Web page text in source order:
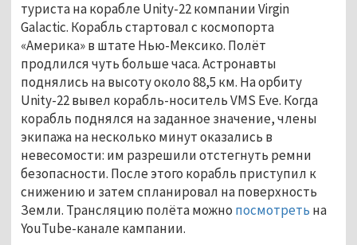
туриста на корабле Unity-22 компании Virgin
Galactic. Корабль стартовал с космопорта
«Америка» в штате Нью-Мексико. Полёт
продлился чуть больше часа. Астронавты
поднялись на высоту около 88,5 км. На орбиту
Unity-22 вывел корабль-носитель VMS Eve. Когда
корабль поднялся на заданное значение, члены
экипажа на несколько минут оказались в
невесомости: им разрешили отстегнуть ремни
безопасности. После этого корабль приступил к
снижению и затем спланировал на поверхность
Земли. Трансляцию полёта можно посмотреть на
YouTube-канале кампании.